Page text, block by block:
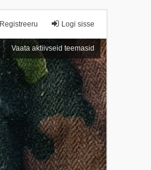
Logi sisse
Registreeru
Vaata aktiivseid teemasid